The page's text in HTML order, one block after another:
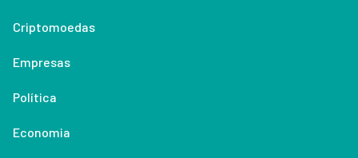
Criptomoedas
Empresas
Política
Economia